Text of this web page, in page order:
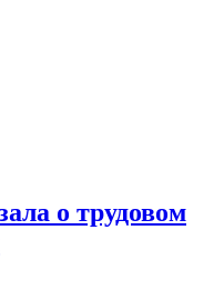
о трудовом